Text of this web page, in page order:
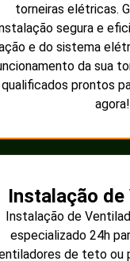
torneiras elétricas.
segura e
e do sistema
da sua
qualificados prontos
agora!
Instalação
Instalação de
especializado 24h
de teto ou